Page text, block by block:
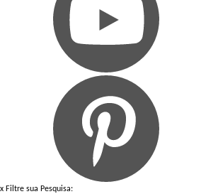
x Filtre sua Pesquisa: